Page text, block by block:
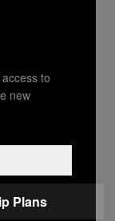
4
4
to
new
Plans